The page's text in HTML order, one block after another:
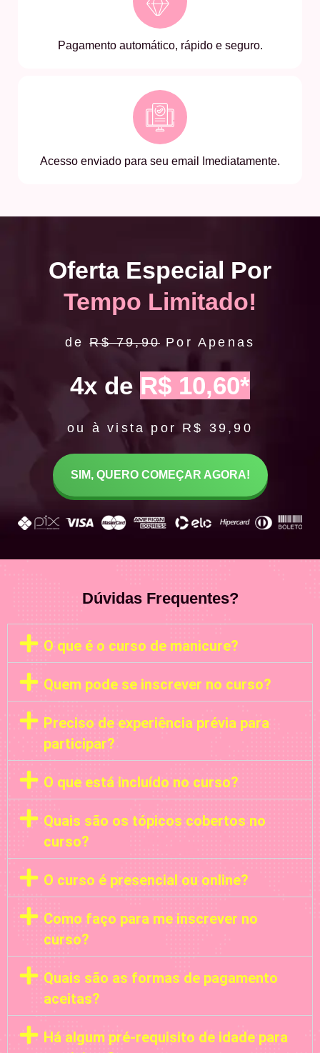
Pagamento automático, rápido e seguro.
Acesso enviado para seu email Imediatamente.
Oferta Especial Por
Tempo Limitado!
deR$ 79,90 Por Apenas
4x de R$ 10,60*
ou à vista por R$ 39,90
SIM, QUERO COMEÇAR AGORA!
Dúvidas Frequentes?
O que é o curso de manicure?
Quem pode se inscrever no curso?
Preciso de experiência prévia para
participar?
O que está incluído no curso?
Quais são os tópicos cobertos no
curso?
O curso é presencial ou online?
Como faço para me inscrever no
curso?
Quais são as formas de pagamento
aceitas?
Há algum pré-requisito de idade para